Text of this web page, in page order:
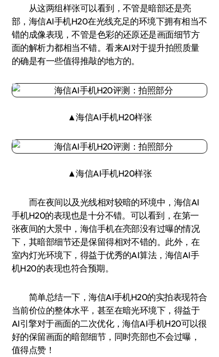
从这两组样张可以看到，不管是暗部还是亮
部，海信AI手机H20在光线充足的环境下拥有相当不
错的成像表现，不管是色彩的还原还是画面细节方
面的解析力都相当不错。看来AI对于提升拍照质量
的确是有一些值得推敲的地方的。
▲海信AI手机H20样张
▲海信AI手机H20样张
而在夜间以及光线相对较暗的环境中，海信AI
手机H20的表现也是十分不错。可以看到，在第一
张夜间的大景中，海信手机在亮部没有过曝的情况
下，其暗部细节还是保留得相对不错的。此外，在
室内灯光环境下，得益于优秀的AI算法，海信AI手
机H20的表现也符合预期。
简单总结一下，海信AI手机H20的实拍表现符合
当前价位的整体水平，甚至在暗光环境下，得益于
AI引擎对于画面的二次优化，海信AI手机H20可以很
好的保留画面的暗部细节，同时亮部也不会过曝，
值得点赞！